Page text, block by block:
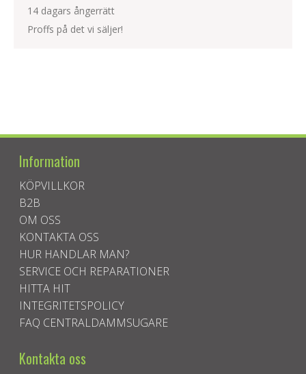
14 dagars ångerrätt
Proffs på det vi säljer!
Information
KÖPVILLKOR
B2B
OM OSS
KONTAKTA OSS
HUR HANDLAR MAN?
SERVICE OCH REPARATIONER
HITTA HIT
INTEGRITETSPOLICY
FAQ CENTRALDAMMSUGARE
Kontakta oss